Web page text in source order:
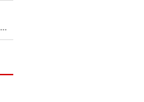
Michael Olise : Pierre Ménès annonce un premier problème pour Zinedine Zidane en équipe de France